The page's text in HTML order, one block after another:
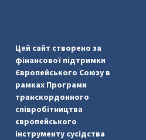
Цей сайт створено за
фінансової підтримки
Європейського Союзу в
рамках Програми
транскордонного
співробітництва
європейського
інструменту сусідства